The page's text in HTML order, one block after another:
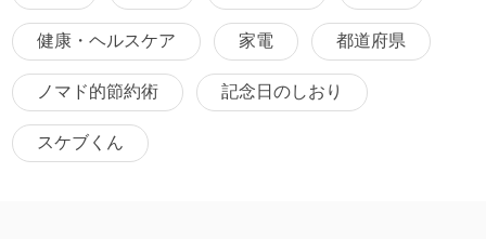
健康・ヘルスケア 家電 都道府県
ノマド的節約術 記念日のしおり
スケブくん